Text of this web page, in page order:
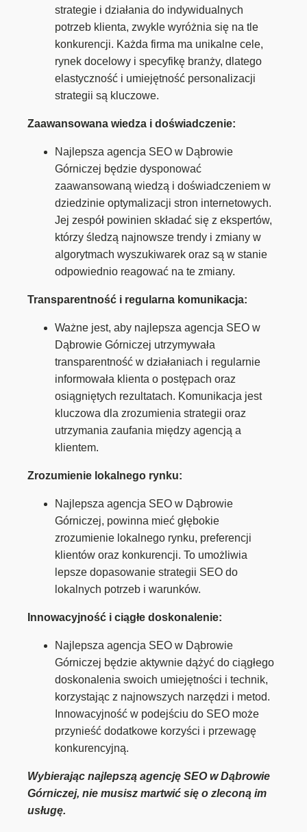
strategie i działania do indywidualnych
potrzeb klienta, zwykle wyróżnia się na tle
konkurencji. Każda firma ma unikalne cele,
rynek docelowy i specyfikę branży, dlatego
elastyczność i umiejętność personalizacji
strategii są kluczowe.
Zaawansowana wiedza i doświadczenie:
Najlepsza agencja SEO w Dąbrowie
Górniczej będzie dysponować
zaawansowaną wiedzą i doświadczeniem w
dziedzinie optymalizacji stron internetowych.
Jej zespół powinien składać się z ekspertów,
którzy śledzą najnowsze trendy i zmiany w
algorytmach wyszukiwarek oraz są w stanie
odpowiednio reagować na te zmiany.
Transparentność i regularna komunikacja:
Ważne jest, aby najlepsza agencja SEO w
Dąbrowie Górniczej utrzymywała
transparentność w działaniach i regularnie
informowała klienta o postępach oraz
osiągniętych rezultatach. Komunikacja jest
kluczowa dla zrozumienia strategii oraz
utrzymania zaufania między agencją a
klientem.
Zrozumienie lokalnego rynku:
Najlepsza agencja SEO w Dąbrowie
Górniczej, powinna mieć głębokie
zrozumienie lokalnego rynku, preferencji
klientów oraz konkurencji. To umożliwia
lepsze dopasowanie strategii SEO do
lokalnych potrzeb i warunków.
Innowacyjność i ciągłe doskonalenie:
Najlepsza agencja SEO w Dąbrowie
Górniczej będzie aktywnie dążyć do ciągłego
doskonalenia swoich umiejętności i technik,
korzystając z najnowszych narzędzi i metod.
Innowacyjność w podejściu do SEO może
przynieść dodatkowe korzyści i przewagę
konkurencyjną.
Wybierając najlepszą agencję SEO w Dąbrowie
Górniczej, nie musisz martwić się o zleconą im
usługę.